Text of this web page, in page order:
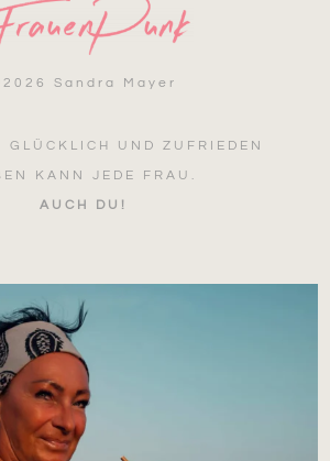
2026 Sandra Mayer
GLÜCKLICH UND ZUFRIEDEN
KANN JEDE FRAU.
AUCH DU!